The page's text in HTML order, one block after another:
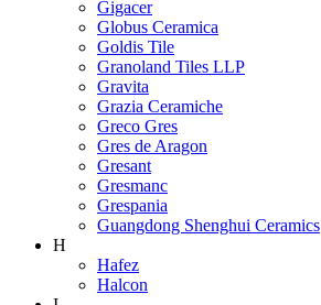
Gigacer
Globus Ceramica
Goldis Tile
Granoland Tiles LLP
Gravita
Grazia Ceramiche
Greco Gres
Gres de Aragon
Gresant
Gresmanc
Grespania
Guangdong Shenghui Ceramics
H
Hafez
Halcon